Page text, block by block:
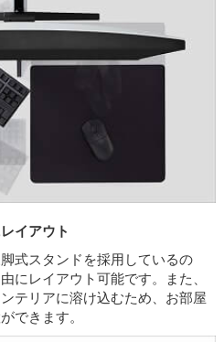
イアウト
式スタンドを採用しているの
にレイアウト可能です。また、
テリアに溶け込むため、お部屋
できます。